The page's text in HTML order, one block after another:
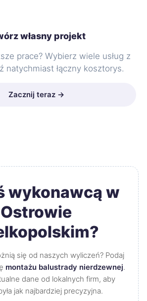
własny projekt
prace? Wybierz wiele usług z
natychmiast łączny kosztorys.
Zacznij teraz →
wykonawcą w
Ostrowie
się od naszych wyliczeń? Podaj
montażu balustrady nierdzewnej.
dane od lokalnych firm, aby
jak najbardziej precyzyjna.